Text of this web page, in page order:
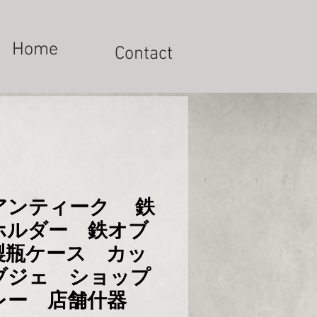
Home Contact
ンティーク 鉄
ルダー 鉄オブ
ケース カッ
ジェ ショップ
ー 店舗什器